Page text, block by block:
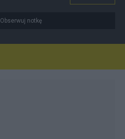
Obserwuj notkę